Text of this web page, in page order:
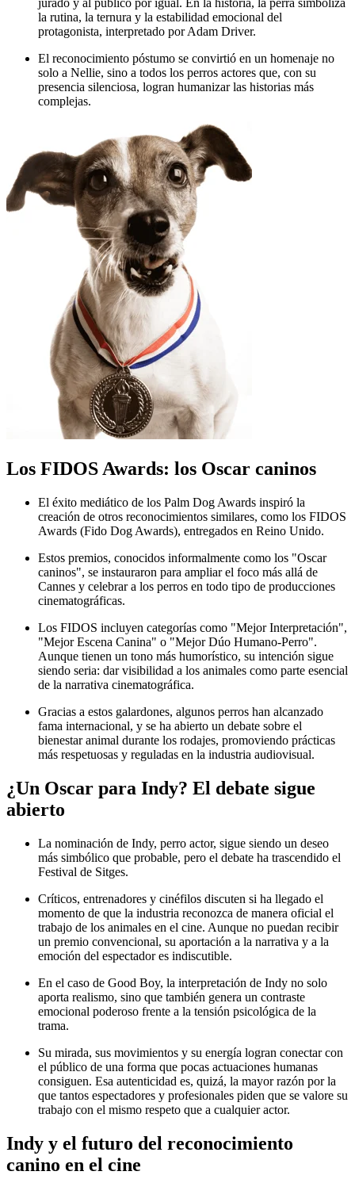
jurado y al público por igual. En la historia, la perra simboliza
la rutina, la ternura y la estabilidad emocional del
protagonista, interpretado por Adam Driver.
El reconocimiento póstumo se convirtió en un homenaje no
solo a Nellie, sino a todos los perros actores que, con su
presencia silenciosa, logran humanizar las historias más
complejas.
Los FIDOS Awards: los Oscar caninos
El éxito mediático de los Palm Dog Awards inspiró la
creación de otros reconocimientos similares, como los FIDOS
Awards (Fido Dog Awards), entregados en Reino Unido.
Estos premios, conocidos informalmente como los "Oscar
caninos", se instauraron para ampliar el foco más allá de
Cannes y celebrar a los perros en todo tipo de producciones
cinematográficas.
Los FIDOS incluyen categorías como "Mejor Interpretación",
"Mejor Escena Canina" o "Mejor Dúo Humano-Perro".
Aunque tienen un tono más humorístico, su intención sigue
siendo seria: dar visibilidad a los animales como parte esencial
de la narrativa cinematográfica.
Gracias a estos galardones, algunos perros han alcanzado
fama internacional, y se ha abierto un debate sobre el
bienestar animal durante los rodajes, promoviendo prácticas
más respetuosas y reguladas en la industria audiovisual.
¿Un Oscar para Indy? El debate sigue
abierto
La nominación de Indy, perro actor, sigue siendo un deseo
más simbólico que probable, pero el debate ha trascendido el
Festival de Sitges.
Críticos, entrenadores y cinéfilos discuten si ha llegado el
momento de que la industria reconozca de manera oficial el
trabajo de los animales en el cine. Aunque no puedan recibir
un premio convencional, su aportación a la narrativa y a la
emoción del espectador es indiscutible.
En el caso de Good Boy, la interpretación de Indy no solo
aporta realismo, sino que también genera un contraste
emocional poderoso frente a la tensión psicológica de la
trama.
Su mirada, sus movimientos y su energía logran conectar con
el público de una forma que pocas actuaciones humanas
consiguen. Esa autenticidad es, quizá, la mayor razón por la
que tantos espectadores y profesionales piden que se valore su
trabajo con el mismo respeto que a cualquier actor.
Indy y el futuro del reconocimiento
canino en el cine